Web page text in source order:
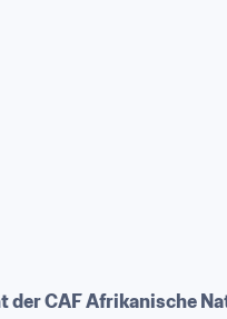
der CAF Afrikanische